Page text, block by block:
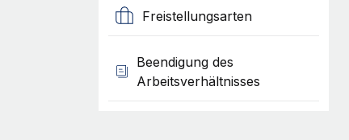
Freistellungsarten
Beendigung des
Arbeitsverhältnisses